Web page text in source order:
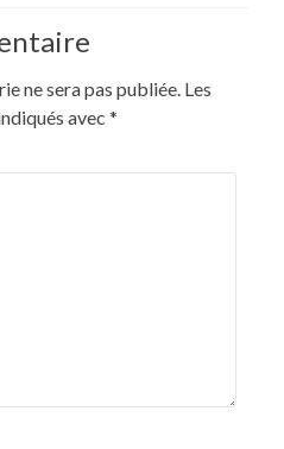
ne sera pas publiée. Les
avec *